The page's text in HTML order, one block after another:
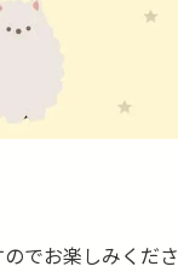
でお楽しみくださ